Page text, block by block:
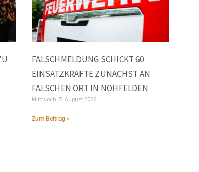
FALSCHMELDUNG SCHICKT 60
EINSATZKRÄFTE ZUNÄCHST AN
FALSCHEN ORT IN NOHFELDEN
Mittwoch, 5. August 2026
Zum Beitrag »